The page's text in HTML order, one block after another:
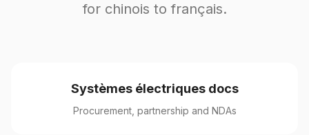
for chinois to français.
Systèmes électriques docs
Procurement, partnership and NDAs